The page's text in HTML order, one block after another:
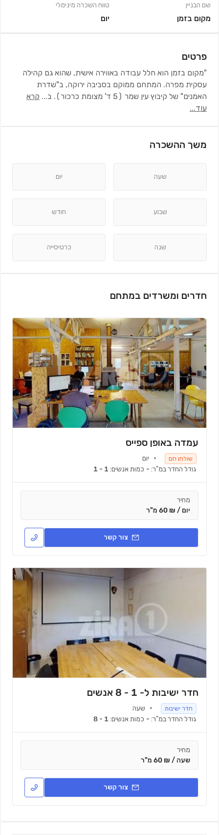
שם הבניין
מקום בזמן
טווח השכרה מינימלי
יום
פרטים
"מקום בזמן הוא חלל עבודה באווירה אישית, שהוא גם קהילה
עסקית מפרה. המתחם ממוקם בסביבה ירוקה, ב"שדרת
האמנים" של קיבוץ עין שמר (5 ד' מצומת כרכור). ב
... קרא
עוד...
משך ההשכרה
שעה יום
שבוע חודש
שנה כרטיסייה
חדרים ומשרדים במתחם
עמדה באופן ספייס
שולחן חם
יום
כמות אנשים:1 - 1 גודל החדר במ"ר: -
מחיר
יום / ₪ 60 מ"ר
צור קשר
חדר ישיבות ל- 1 - 8 אנשים
חדר ישיבות
שעה
כמות אנשים:1 - 8 גודל החדר במ"ר: -
מחיר
שעה / ₪ 60 מ"ר
צור קשר